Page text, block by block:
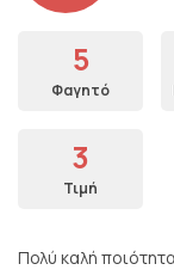
5
Φαγητό
3
Τιμή
Πολύ καλή